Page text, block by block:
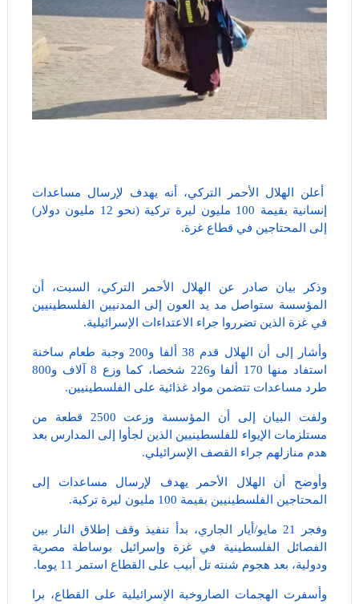
أعلن الهلال الأحمر التركي، أنه يهدف لإرسال مساعدات
إنسانية بقيمة 100 مليون ليرة تركية (نحو 12 مليون دولار)
إلى المحتاجين في قطاع غزة.
وذكر بيان صادر عن الهلال الأحمر التركي، السبت، أن
المؤسسة ستواصل مد يد العون إلى المدنيين الفلسطينيين
في غزة الذين تضرروا جراء الاعتداءات الإسرائيلية.
وأشار إلى أن الهلال قدم 38 ألفا و200 وجبة طعام ساخنة
استفاد منها 170 ألفا و226 شخصا، كما وزع 8 آلاف و800
طرد مساعدات تتضمن مواد غذائية على الفلسطينيين.
ولفت البيان إلى أن المؤسسة وزعت 2500 قطعة من
مستلزمات الإيواء للفلسطينيين الذين لجأوا إلى المدارس بعد
هدم منازلهم جراء القصف الإسرائيلي.
وأوضح أن الهلال الأحمر يهدف لإرسال مساعدات إلى
المحتاجين الفلسطينيين بقيمة 100 مليون ليرة تركية.
وفجر 21 مايو/أيار الجاري، بدأ تنفيذ وقف إطلاق النار بين
الفصائل الفلسطينية في غزة وإسرائيل بوساطة مصرية
ودولية، بعد هجوم شنته تل أبيب على القطاع استمر 11 يوما.
وأسفرت الهجمات الصاروخية الإسرائيلية على القطاع، برا